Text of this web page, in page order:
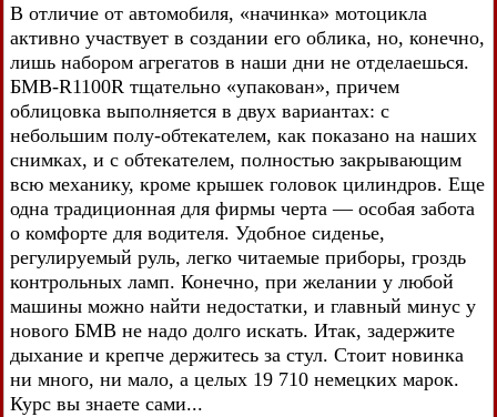
В отличие от автомобиля, «начинка» мотоцикла
активно участвует в создании его облика, но, конечно,
лишь набором агрегатов в наши дни не отделаешься.
БМВ-R1100R тщательно «упакован», причем
облицовка выполняется в двух вариантах: с
небольшим полу-обтекателем, как показано на наших
снимках, и с обтекателем, полностью закрывающим
всю механику, кроме крышек головок цилиндров. Еще
одна традиционная для фирмы черта — особая забота
о комфорте для водителя. Удобное сиденье,
регулируемый руль, легко читаемые приборы, гроздь
контрольных ламп. Конечно, при желании у любой
машины можно найти недостатки, и главный минус у
нового БМВ не надо долго искать. Итак, задержите
дыхание и крепче держитесь за стул. Стоит новинка
ни много, ни мало, а целых 19 710 немецких марок.
Курс вы знаете сами...